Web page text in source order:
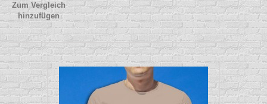
Zum Vergleich
hinzufügen